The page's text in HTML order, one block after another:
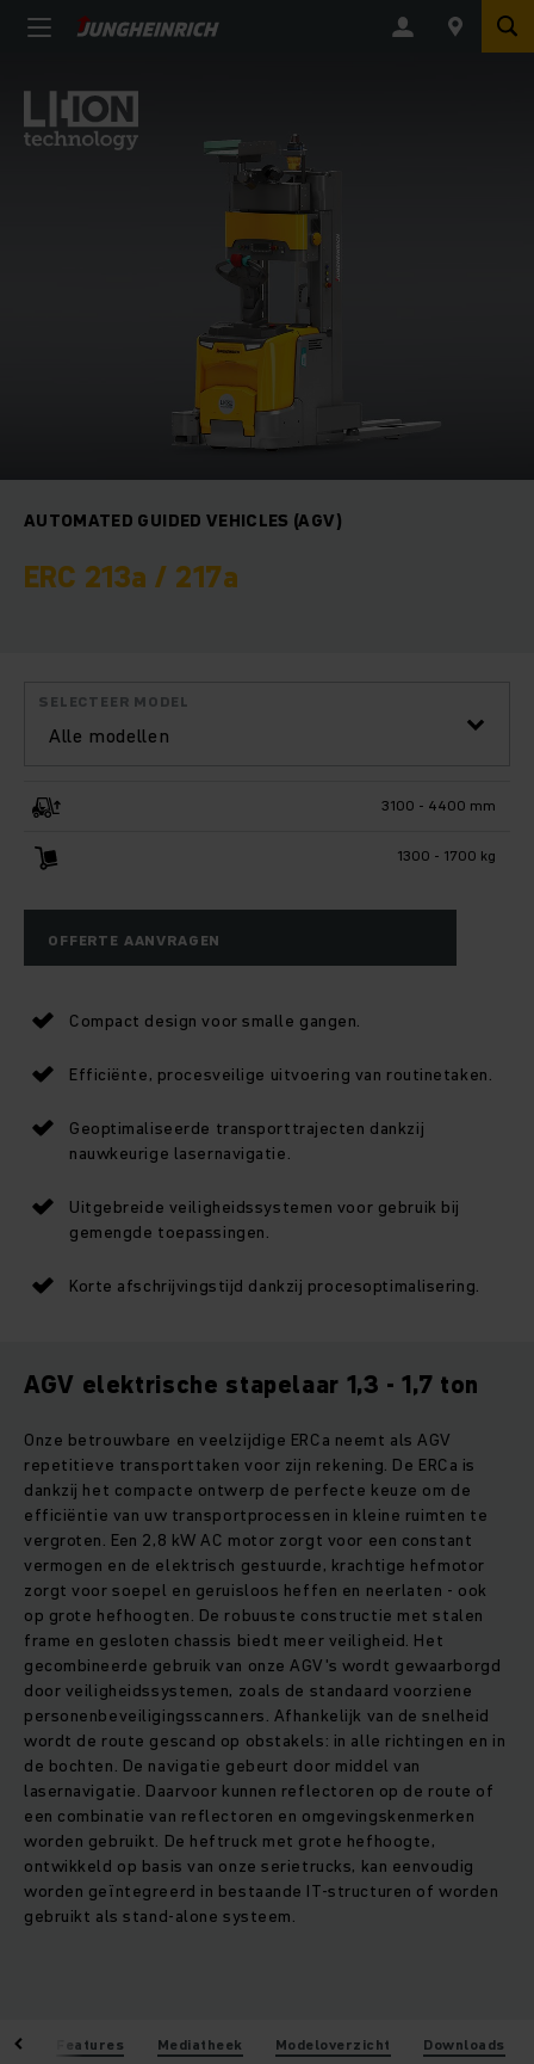
AUTOMATED GUIDED VEHICLES (AGV)
ERC 213a / 217a
Alle modellen
SELECTEER MODEL
3100 - 4400 mm
1300 - 1700 kg
OFFERTE AANVRAGEN
Compact design voor smalle gangen.
Efficiënte, procesveilige uitvoering van routinetaken.
Geoptimaliseerde transporttrajecten dankzij
nauwkeurige lasernavigatie.
Uitgebreide veiligheidssystemen voor gebruik bij
gemengde toepassingen.
Korte afschrijvingstijd dankzij procesoptimalisering.
AGV elektrische stapelaar 1,3 - 1,7 ton
Onze betrouwbare en veelzijdige ERCa neemt als AGV
repetitieve transporttaken voor zijn rekening. De ERCa is
dankzij het compacte ontwerp de perfecte keuze om de
efficiëntie van uw transportprocessen in kleine ruimten te
vergroten. Een 2,8 kW AC motor zorgt voor een constant
vermogen en de elektrisch gestuurde, krachtige hefmotor
zorgt voor soepel en geruisloos heffen en neerlaten - ook
op grote hefhoogten. De robuuste constructie met stalen
frame en gesloten chassis biedt meer veiligheid. Het
gecombineerde gebruik van onze AGV's wordt gewaarborgd
door veiligheidssystemen, zoals de standaard voorziene
personenbeveiligingsscanners. Afhankelijk van de snelheid
wordt de route gescand op obstakels: in alle richtingen en in
de bochten. De navigatie gebeurt door middel van
lasernavigatie. Daarvoor kunnen reflectoren op de route of
een combinatie van reflectoren en omgevingskenmerken
worden gebruikt. De heftruck met grote hefhoogte,
ontwikkeld op basis van onze serietrucks, kan eenvoudig
worden geïntegreerd in bestaande IT-structuren of worden
gebruikt als stand-alone systeem.
Features Mediatheek Modeloverzicht Downloads